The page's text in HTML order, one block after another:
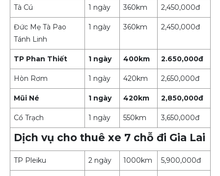
Tà Cú 1 ngày 360km 2,450,000đ
Đức Mẹ Tà Pao
Tánh Linh
1 ngày 360km 2,450,000đ
TP Phan Thiết 1 ngày 400km 2.650,000đ
Hòn Rơm 1 ngày 420km 2,650,000đ
Mũi Né 1 ngày 420km 2,850,000đ
Cổ Trạch 1 ngày 550km 3,650,000đ
Dịch vụ cho thuê xe 7 chỗ đi Gia Lai
TP Pleiku 2 ngày 1000km 5,900,000đ